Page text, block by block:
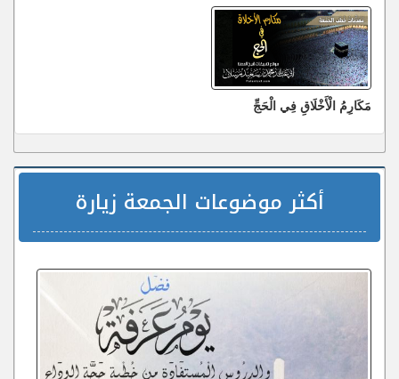
مَكَارِمُ الْأَخْلَاقِ فِي الْحَجِّ
أكثر موضوعات الجمعة زيارة